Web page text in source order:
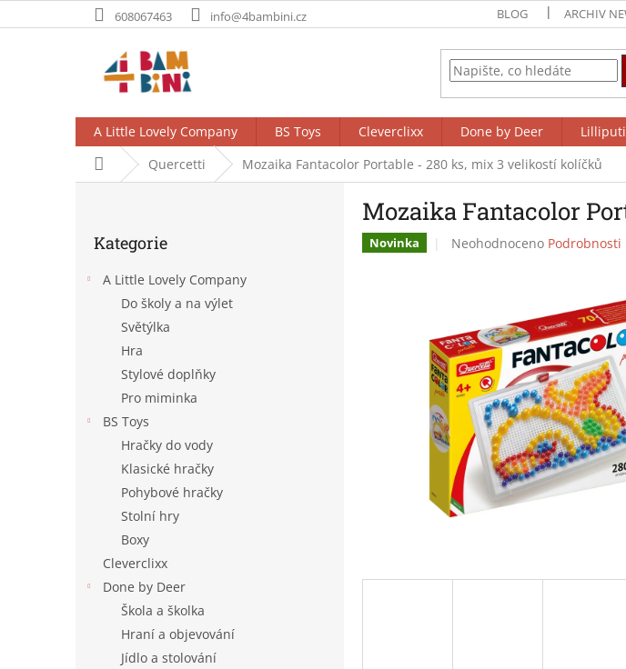
na
608067463 info@4bambini.cz BLOG ARCHIV
A Little Lovely Company BS Toys Cleverclixx Done by Deer
Domů Quercetti Mozaika Fantacolor Portable - 280 ks, mix 3 velikostí kolíčků
kategorie
Kategorie
A Little Lovely Company
Do školy a na výlet
Světýlka
Hra
Stylové doplňky
Pro miminka
BS Toys
Hračky do vody
Klasické hračky
Pohybové hračky
Stolní hry
Boxy
Cleverclixx
Done by Deer
Škola a školka
Hraní a objevování
Jídlo a stolování
Mozaika Fantacolor
Novinka
Průměrné
5
hvězdiček.
Neohodnoceno